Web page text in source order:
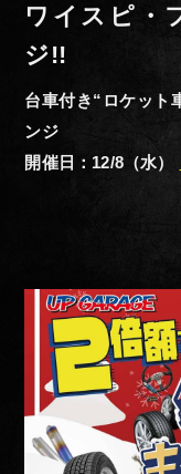
ワイスピ・
ジ!!
台車付き“ロケット
ンジ
開催日：12/8（水）